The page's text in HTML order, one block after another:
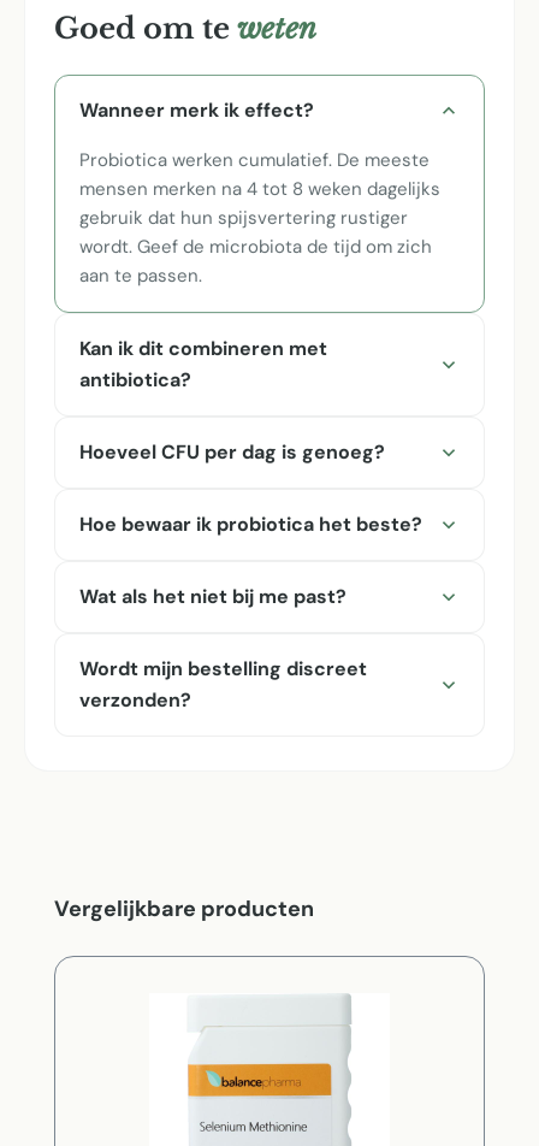
Goed om te weten
Wanneer merk ik effect?
Probiotica werken cumulatief. De meeste
mensen merken na 4 tot 8 weken dagelijks
gebruik dat hun spijsvertering rustiger
wordt. Geef de microbiota de tijd om zich
aan te passen.
Kan ik dit combineren met
antibiotica?
Hoeveel CFU per dag is genoeg?
Hoe bewaar ik probiotica het beste?
Wat als het niet bij me past?
Wordt mijn bestelling discreet
verzonden?
Productgalerij overslaan
Vergelijkbare producten